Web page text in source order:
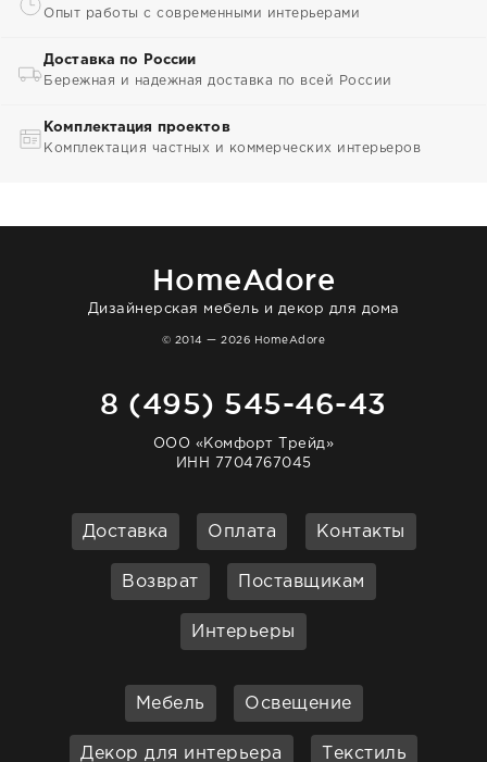
Опыт работы с современными интерьерами
Доставка по России
Бережная и надежная доставка по всей России
Комплектация проектов
Комплектация частных и коммерческих интерьеров
HomeAdore
Дизайнерская мебель и декор для дома
© 2014 — 2026 HomeAdore
8 (495) 545-46-43
ООО «Комфорт Трейд»
ИНН 7704767045
Доставка Оплата Контакты
Возврат Поставщикам
Интерьеры
Мебель Освещение
Декор для интерьера Текстиль